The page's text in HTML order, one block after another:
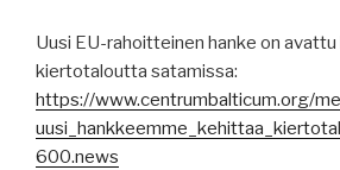
Uusi EU-rahoitteinen hanke on
kiertotaloutta satamissa:
https://www.centrumbalticum.org/
600.news